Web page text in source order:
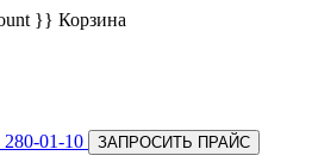
}} Корзина
01-10 ЗАПРОСИТЬ ПРАЙС